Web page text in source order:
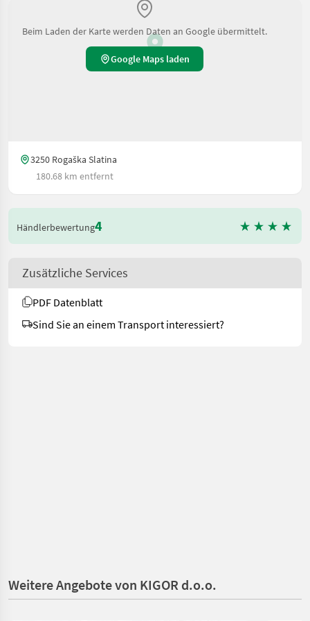
Beim Laden der Karte werden Daten an Google übermittelt.
Google Maps laden
3250 Rogaška Slatina
180.68 km entfernt
Händlerbewertung4
Zusätzliche Services
PDF Datenblatt
Sind Sie an einem Transport interessiert?
Weitere Angebote von KIGOR d.o.o.